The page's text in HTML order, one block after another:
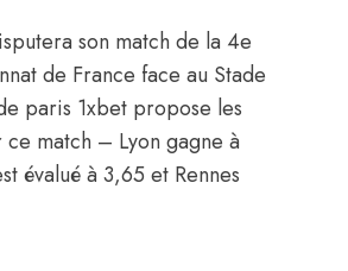
son match de la 4e
de France face au Stade
paris 1xbet propose les
match – Lyon gagne à
évalué à 3,65 et Rennes